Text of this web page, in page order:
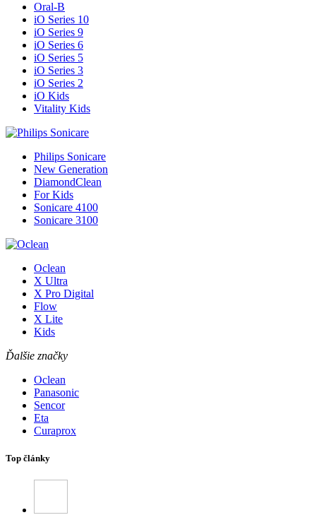
Oral-B
iO Series 10
iO Series 9
iO Series 6
iO Series 5
iO Series 3
iO Series 2
iO Kids
Vitality Kids
Philips Sonicare
New Generation
DiamondClean
For Kids
Sonicare 4100
Sonicare 3100
Oclean
X Ultra
X Pro Digital
Flow
X Lite
Kids
Ďalšie značky
Oclean
Panasonic
Sencor
Eta
Curaprox
Top články